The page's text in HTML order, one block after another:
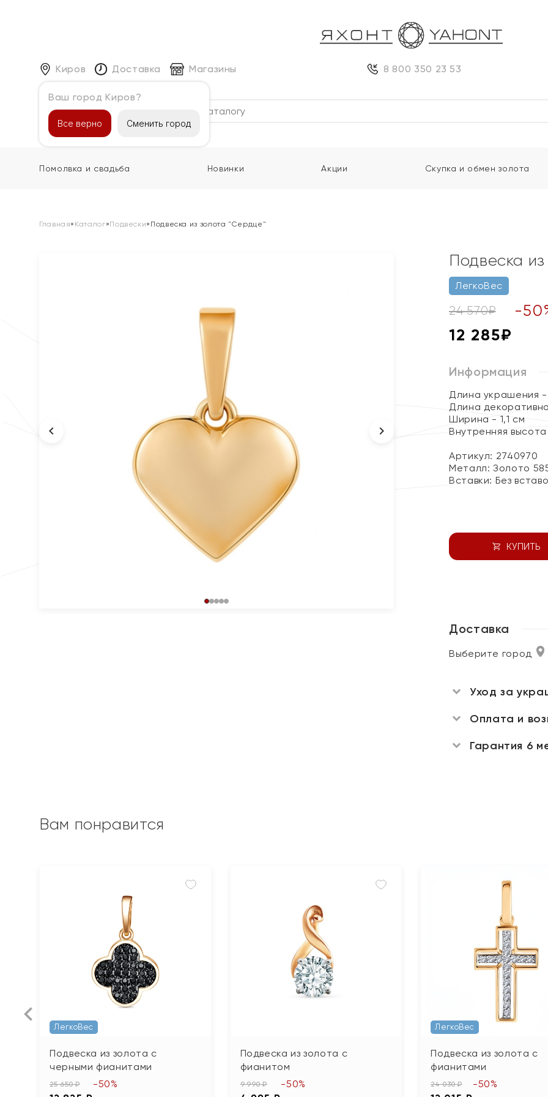
Киров
Ваш город Киров?
Все верно Сменить город
Доставка Магазины 8 800 350 23 53
Каталог
Помолвка и свадьба Новинки Акции Скупка и обмен золота
Главная» Каталог»Подвески» Подвеска из золота "Сердце"
Подвеска
ЛегкоВес
24 570₽ -50
12 285₽
Информация
Длина украшения -
Длина
Ширина - 1,1 см
Внутренняя
Артикул: 2740970
Металл:Золото
Вставки: Без
КУПИТЬ
Доставка
Выберите город
Уход за
Оплата и
Гарантия 6
Вам понравится
ЛегкоВес
Подвеска из золота с
черными фианитами
25 650 ₽ -50%
Подвеска из золота с
фианитом
9 990 ₽ -50%
ЛегкоВес
Подвеска из золота с
фианитами
24 030 ₽ -50%